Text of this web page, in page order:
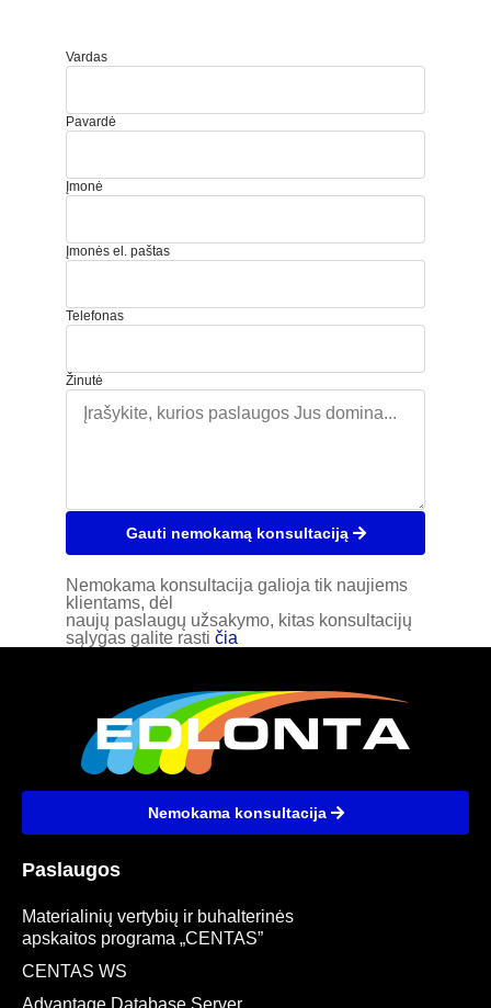
Vardas
Pavardė
Įmonė
Įmonės el. paštas
Telefonas
Žinutė
Gauti nemokamą konsultaciją
Nemokama konsultacija galioja tik naujiems
klientams, dėl
naujų paslaugų užsakymo, kitas konsultacijų
sąlygas galite rasti čia
Paslaugos
Materialinių vertybių ir buhalterinės
apskaitos programa „CENTAS”
CENTAS WS
Nemokama konsultacija